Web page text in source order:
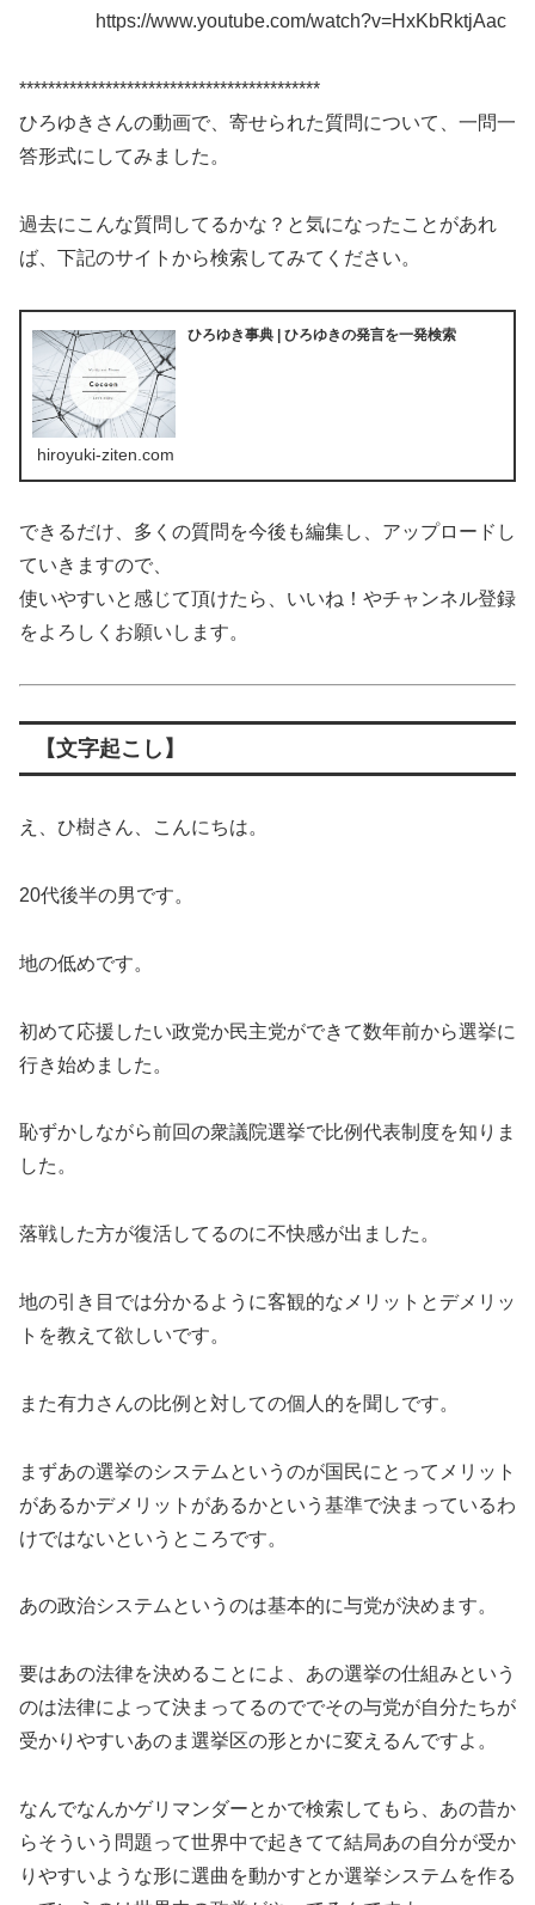
https://www.youtube.com/watch?v=HxKbRktjAac
******************************************
ひろゆきさんの動画で、寄せられた質問について、一問一
答形式にしてみました。
過去にこんな質問してるかな？と気になったことがあれ
ば、下記のサイトから検索してみてください。
ひろゆき事典 | ひろゆきの発言を一発検索
hiroyuki-ziten.com
できるだけ、多くの質問を今後も編集し、アップロードし
ていきますので、
使いやすいと感じて頂けたら、いいね！やチャンネル登録
をよろしくお願いします。
【文字起こし】
え、ひ樹さん、こんにちは。
20代後半の男です。
地の低めです。
初めて応援したい政党か民主党ができて数年前から選挙に
行き始めました。
恥ずかしながら前回の衆議院選挙で比例代表制度を知りま
した。
落戦した方が復活してるのに不快感が出ました。
地の引き目では分かるように客観的なメリットとデメリッ
トを教えて欲しいです。
また有力さんの比例と対しての個人的を聞しです。
まずあの選挙のシステムというのが国民にとってメリット
があるかデメリットがあるかという基準で決まっているわ
けではないというところです。
あの政治システムというのは基本的に与党が決めます。
要はあの法律を決めることによ、あの選挙の仕組みという
のは法律によって決まってるのででその与党が自分たちが
受かりやすいあのま選挙区の形とかに変えるんですよ。
なんでなんかゲリマンダーとかで検索してもら、あの昔か
らそういう問題って世界中で起きてて結局あの自分が受か
りやすいような形に選曲を動かすとか選挙システムを作る